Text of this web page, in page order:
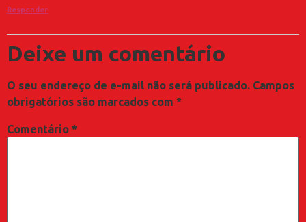
Responder
Deixe um comentário
O seu endereço de e-mail não será publicado. Campos
obrigatórios são marcados com *
Comentário *